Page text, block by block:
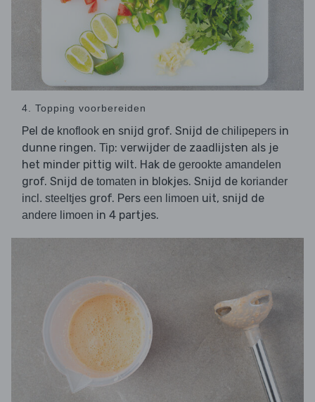
4. Topping voorbereiden
Pel de knoflook en snijd grof. Snijd de chilipepers in
dunne ringen. Tip: verwijder de zaadlijsten als je
het minder pittig wilt. Hak de gerookte amandelen
grof. Snijd de tomaten in blokjes. Snijd de koriander
incl. steeltjes grof. Pers een limoen uit, snijd de
andere limoen in 4 partjes.